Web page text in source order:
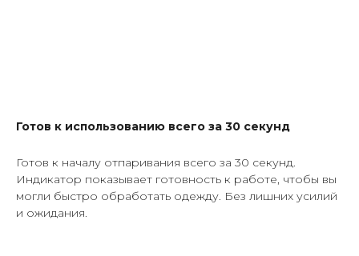
Готов к использованию всего за 30 секунд
Готов к началу отпаривания всего за 30 секунд.
Индикатор показывает готовность к работе, чтобы вы
могли быстро обработать одежду. Без лишних усилий
и ожидания.